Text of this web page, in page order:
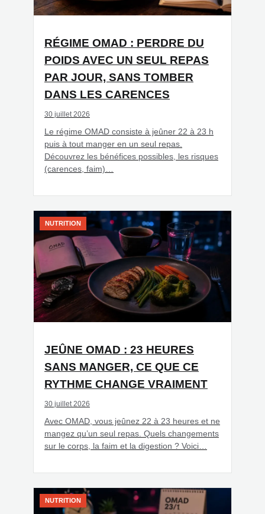
RÉGIME OMAD : PERDRE DU
POIDS AVEC UN SEUL REPAS
PAR JOUR, SANS TOMBER
DANS LES CARENCES
30 juillet 2026
Le régime OMAD consiste à jeûner 22 à 23 h
puis à tout manger en un seul repas.
Découvrez les bénéfices possibles, les risques
(carences, faim)…
NUTRITION
JEÛNE OMAD : 23 HEURES
SANS MANGER, CE QUE CE
RYTHME CHANGE VRAIMENT
30 juillet 2026
Avec OMAD, vous jeûnez 22 à 23 heures et ne
mangez qu’un seul repas. Quels changements
sur le corps, la faim et la digestion ? Voici…
NUTRITION